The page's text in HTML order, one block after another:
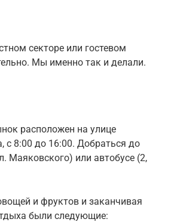
секторе или гостевом
Мы именно так и делали.
расположен на улице
с 8:00 до 16:00. Добраться до
Маяковского) или автобусе (2,
и фруктов и заканчивая
были следующие: